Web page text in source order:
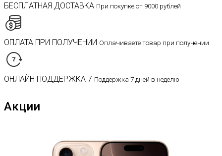
БЕСПЛАТНАЯ ДОСТАВКА При покупке от 9000 рублей
ОПЛАТА ПРИ ПОЛУЧЕНИИ Оплачиваете товар при получении
ОНЛАЙН ПОДДЕРЖКА 7 Поддержка 7 дней в неделю
Акции